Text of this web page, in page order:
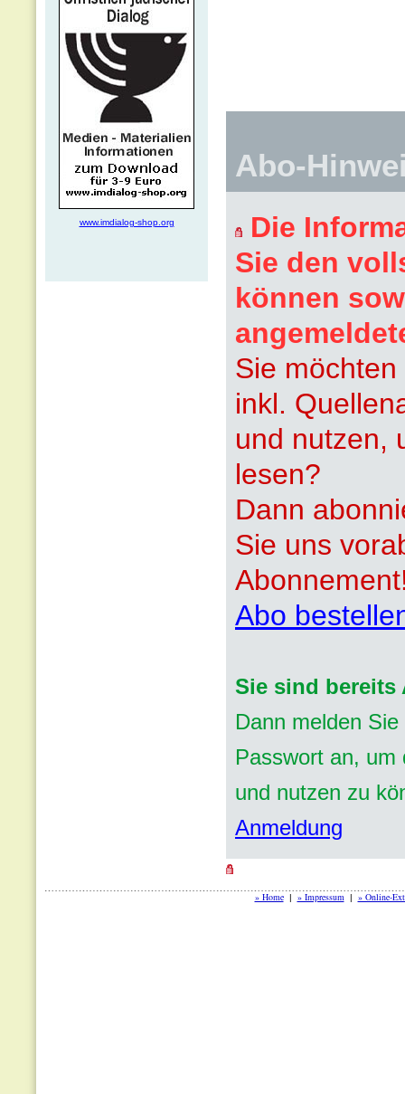
www.imdialog-shop.org
Abo-
Die
Sie den
können
Sie
inkl.
und nutzen,
lesen?
Dann
Sie uns
Abo
Sie sind bereits
Dann melden
Passwort an, um
und nutzen zu
Anmeldung
» Home | » Impressum | » Online-